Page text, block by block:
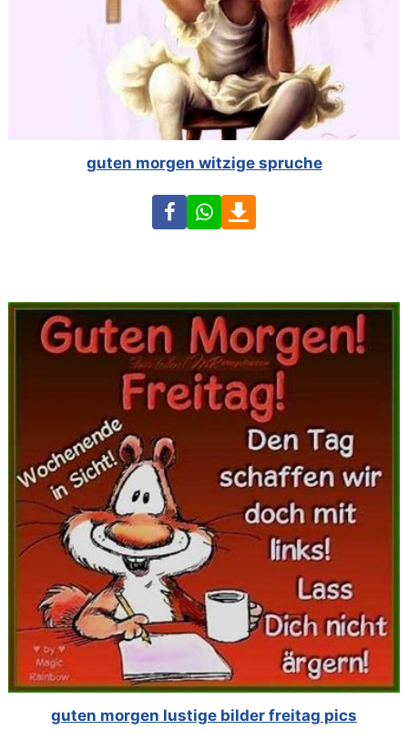
guten morgen witzige spruche
FacebookWhatsApp
guten morgen lustige bilder freitag pics